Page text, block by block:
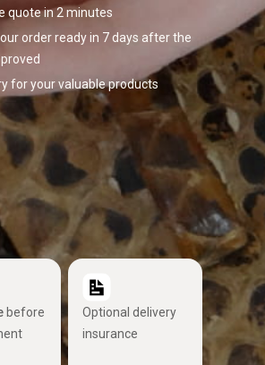
quote in 2 minutes
order ready in 7 days after the
for your valuable products
before
Optional delivery
insurance